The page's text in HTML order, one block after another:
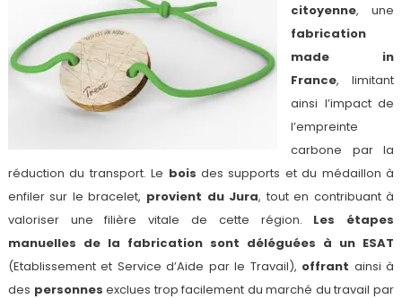
citoyenne, une
fabrication
made in
France, limitant
ainsi l’impact de
l’empreinte
carbone par la
réduction du transport. Le bois des supports et du médaillon à
enfiler sur le bracelet, provient du Jura, tout en contribuant à
valoriser une filière vitale de cette région. Les étapes
manuelles de la fabrication sont déléguées à un ESAT
(Etablissement et Service d’Aide par le Travail), offrant ainsi à
des personnes exclues trop facilement du marché du travail par